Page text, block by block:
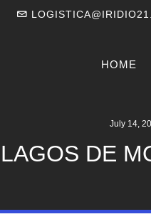
HOME
July 14,
LAGOS DE